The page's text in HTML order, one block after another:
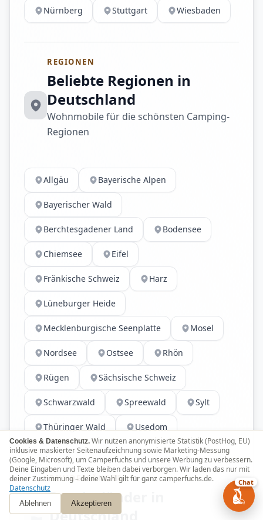
Nürnberg Stuttgart Wiesbaden
REGIONEN
Beliebte Regionen in
Deutschland
Wohnmobile für die schönsten Camping-
Regionen
Allgäu Bayerische Alpen
Bayerischer Wald
Berchtesgadener Land Bodensee
Chiemsee Eifel
Fränkische Schweiz Harz
Lüneburger Heide
Mecklenburgische Seenplatte Mosel
Nordsee Ostsee Rhön
Rügen Sächsische Schweiz
Schwarzwald Spreewald Sylt
Thüringer Wald Usedom
BUNDESLÄNDER
Bundesländer in
Deutschland
Cookies & Datenschutz. Wir nutzen anonymisierte Statistik (PostHog, EU)
inklusive maskierter Seitenaufzeichnung sowie Marketing-Messung
(Google, Microsoft), um Camperfuchs und unsere Werbung zu verbessern.
Deine Eingaben und Texte bleiben dabei verborgen. Wir laden das nur mit
deiner Zustimmung – deine Wahl gilt für ganz camperfuchs.de.
Datenschutz
Ablehnen Akzeptieren
Chat